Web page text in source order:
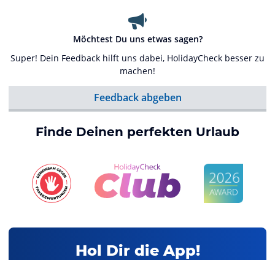
Möchtest Du uns etwas sagen?
Super! Dein Feedback hilft uns dabei, HolidayCheck besser zu
machen!
Feedback abgeben
Finde Deinen perfekten Urlaub
Hol Dir die App!